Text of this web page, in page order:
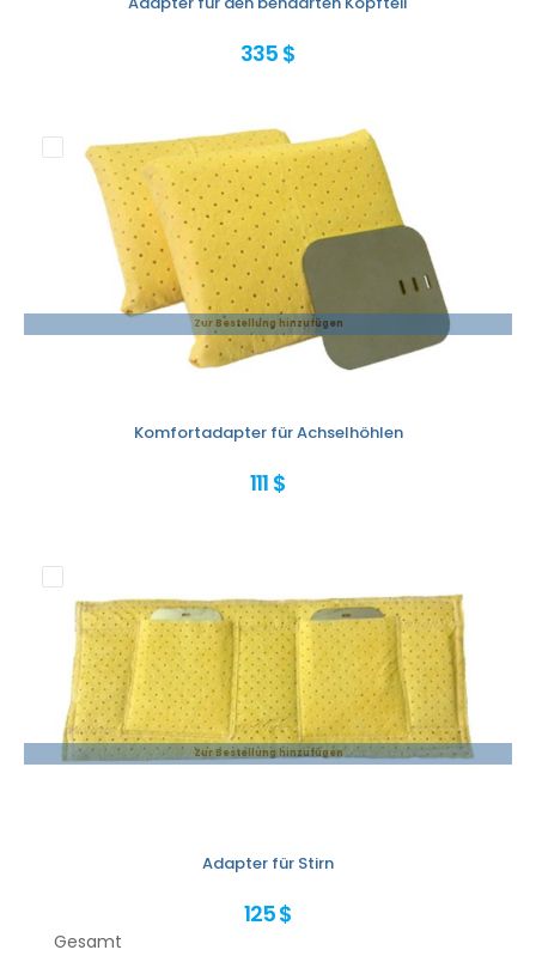
335 $
Zur Bestellung hinzufügen
Komfortadapter für Achselhöhlen
111 $
Zur Bestellung hinzufügen
Adapter für Stirn
125 $
Gesamt